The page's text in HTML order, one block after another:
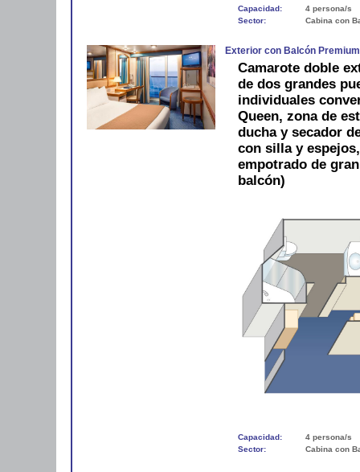
Capacidad:
4 persona/s
Sector:
Cabina con
Exterior con Balcón
Camarote doble
de dos grandes
individuales
Queen, zona de
ducha y secador
con silla y
empotrado de
balcón)
Capacidad:
4 persona/s
Sector:
Cabina con